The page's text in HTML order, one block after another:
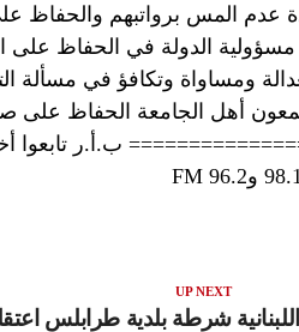
عدم المس برواتبهم والحفاظ
مسؤولية الدولة في الحفاظ
ومساواة وتكافؤ في مسألة
أهل الجامعة الحفاظ
ب.أ.ر تابعوا
UP NEXT
شرطة بلدية طرابلس